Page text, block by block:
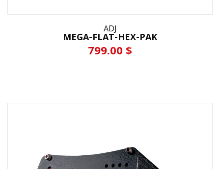
ADJ
MEGA-FLAT-HEX-PAK
799.00 $